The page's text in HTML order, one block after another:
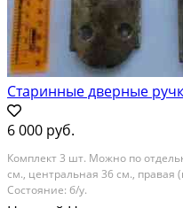
Старинные дверные
6 000 руб.
Комплект 3 шт. Можно по
см., центральная 36 см., правая
Состояние: б/у.